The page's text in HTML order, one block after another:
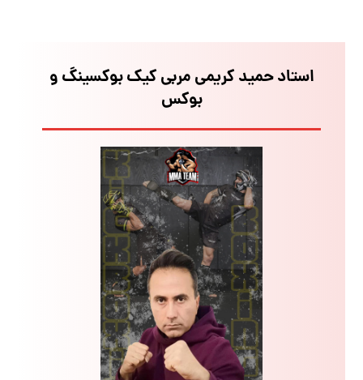
استاد حمید کریمی مربی کیک بوکسینگ و
بوکس